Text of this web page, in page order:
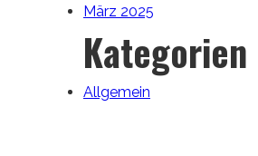
März 2025
Kategorien
Allgemein